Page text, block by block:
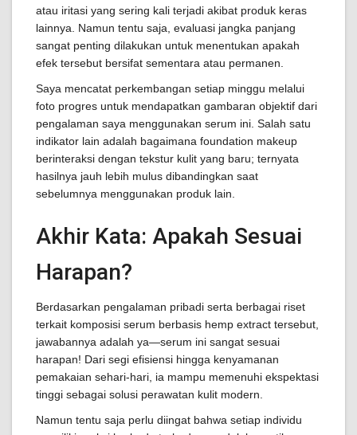
atau iritasi yang sering kali terjadi akibat produk keras
lainnya. Namun tentu saja, evaluasi jangka panjang
sangat penting dilakukan untuk menentukan apakah
efek tersebut bersifat sementara atau permanen.
Saya mencatat perkembangan setiap minggu melalui
foto progres untuk mendapatkan gambaran objektif dari
pengalaman saya menggunakan serum ini. Salah satu
indikator lain adalah bagaimana foundation makeup
berinteraksi dengan tekstur kulit yang baru; ternyata
hasilnya jauh lebih mulus dibandingkan saat
sebelumnya menggunakan produk lain.
Akhir Kata: Apakah Sesuai
Harapan?
Berdasarkan pengalaman pribadi serta berbagai riset
terkait komposisi serum berbasis hemp extract tersebut,
jawabannya adalah ya—serum ini sangat sesuai
harapan! Dari segi efisiensi hingga kenyamanan
pemakaian sehari-hari, ia mampu memenuhi ekspektasi
tinggi sebagai solusi perawatan kulit modern.
Namun tentu saja perlu diingat bahwa setiap individu